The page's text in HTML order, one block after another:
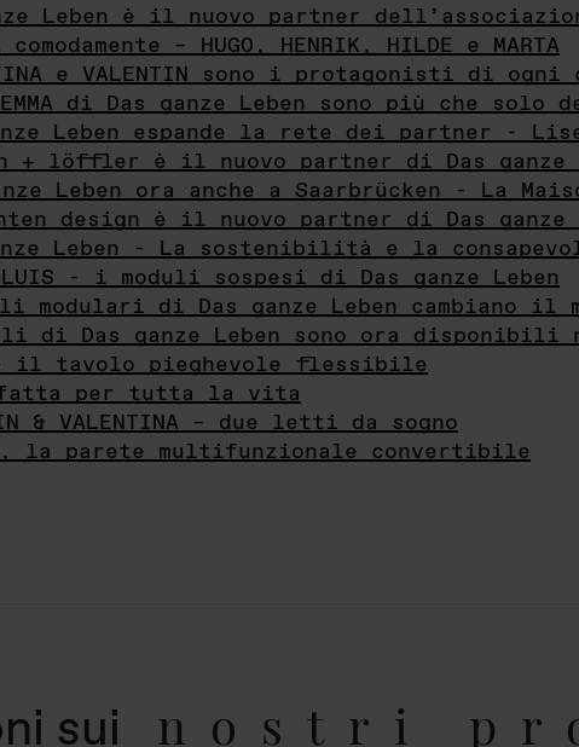
Leben è il nuovo partner
– HUGO, HENRIK, HILDE e MARTA
e VALENTIN sono i protagonisti di
EMMA di Das ganze Leben sono più che
Leben espande la rete dei partner -
+ löffler è il nuovo partner di Das ganze
Leben ora anche a Saarbrücken - La
design è il nuovo partner di Das ganze
Leben - La sostenibilità e la
- i moduli sospesi di Das ganze Leben
modulari di Das ganze Leben cambiano il
di Das ganze Leben sono ora disponibili
il tavolo pieghevole flessibile
fatta per tutta la vita
& VALENTINA – due letti da sogno
la parete multifunzionale convertibile
sui nostri